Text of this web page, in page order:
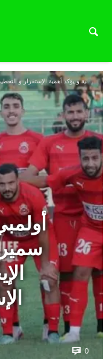
أولمبي الشلف: المدرب سمير زاوي يثمّن النتائج الإيجابية و يؤكد أهمية
سمير
0